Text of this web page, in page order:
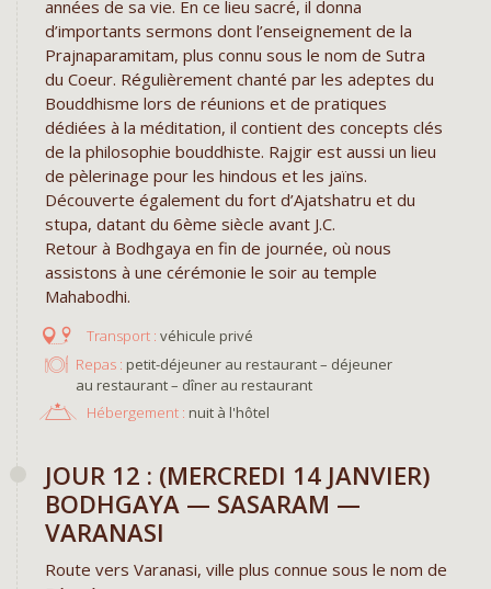
années de sa vie. En ce lieu sacré, il donna
d’importants sermons dont l’enseignement de la
Prajnaparamitam, plus connu sous le nom de Sutra
du Coeur. Régulièrement chanté par les adeptes du
Bouddhisme lors de réunions et de pratiques
dédiées à la méditation, il contient des concepts clés
de la philosophie bouddhiste. Rajgir est aussi un lieu
de pèlerinage pour les hindous et les jaïns.
Découverte également du fort d’Ajatshatru et du
stupa, datant du 6ème siècle avant J.C.
Retour à Bodhgaya en fin de journée, où nous
assistons à une cérémonie le soir au temple
Mahabodhi.
véhicule privé
Repas : petit-déjeuner au restaurant – déjeuner
au restaurant – dîner au restaurant
Hébergement : nuit à l'hôtel
JOUR 12 : (MERCREDI 14 JANVIER)
BODHGAYA — SASARAM —
VARANASI
Route vers Varanasi, ville plus connue sous le nom de